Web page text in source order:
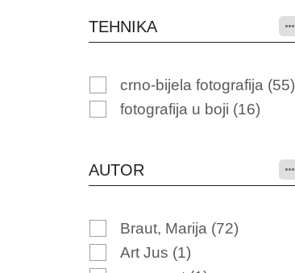
TEHNIKA
crno-bijela fotografija (55)
fotografija u boji (16)
AUTOR
Braut, Marija (72)
Art Jus (1)